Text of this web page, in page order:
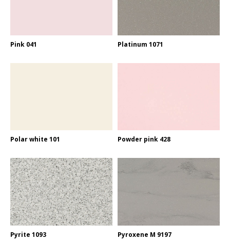
Pink 041 Platinum 1071
Polar white 101 Powder pink 428
Pyrite 1093 Pyroxene M 9197